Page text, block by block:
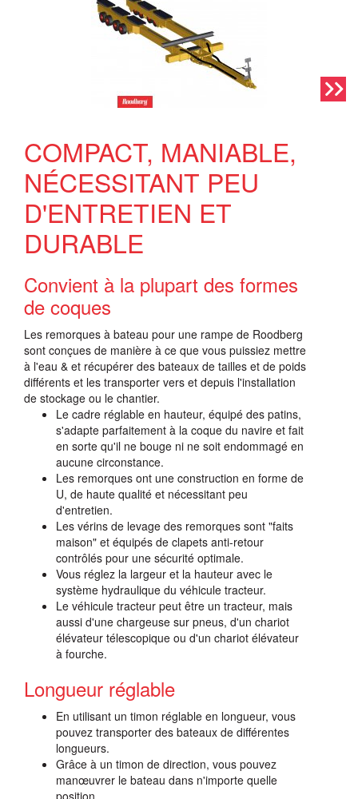
COMPACT, MANIABLE,
NÉCESSITANT PEU
D'ENTRETIEN ET
DURABLE
Convient à la plupart des formes
de coques
Les remorques à bateau pour une rampe de Roodberg
sont conçues de manière à ce que vous puissiez mettre
à l'eau & et récupérer des bateaux de tailles et de poids
différents et les transporter vers et depuis l'installation
de stockage ou le chantier.
Le cadre réglable en hauteur, équipé des patins,
s'adapte parfaitement à la coque du navire et fait
en sorte qu'il ne bouge ni ne soit endommagé en
aucune circonstance.
Les remorques ont une construction en forme de
U, de haute qualité et nécessitant peu
d'entretien.
Les vérins de levage des remorques sont "faits
maison" et équipés de clapets anti-retour
contrôlés pour une sécurité optimale.
Vous réglez la largeur et la hauteur avec le
système hydraulique du véhicule tracteur.
Le véhicule tracteur peut être un tracteur, mais
aussi d'une chargeuse sur pneus, d'un chariot
élévateur télescopique ou d'un chariot élévateur
à fourche.
Longueur réglable
En utilisant un timon réglable en longueur, vous
pouvez transporter des bateaux de différentes
longueurs.
Grâce à un timon de direction, vous pouvez
manœuvrer le bateau dans n'importe quelle
position.